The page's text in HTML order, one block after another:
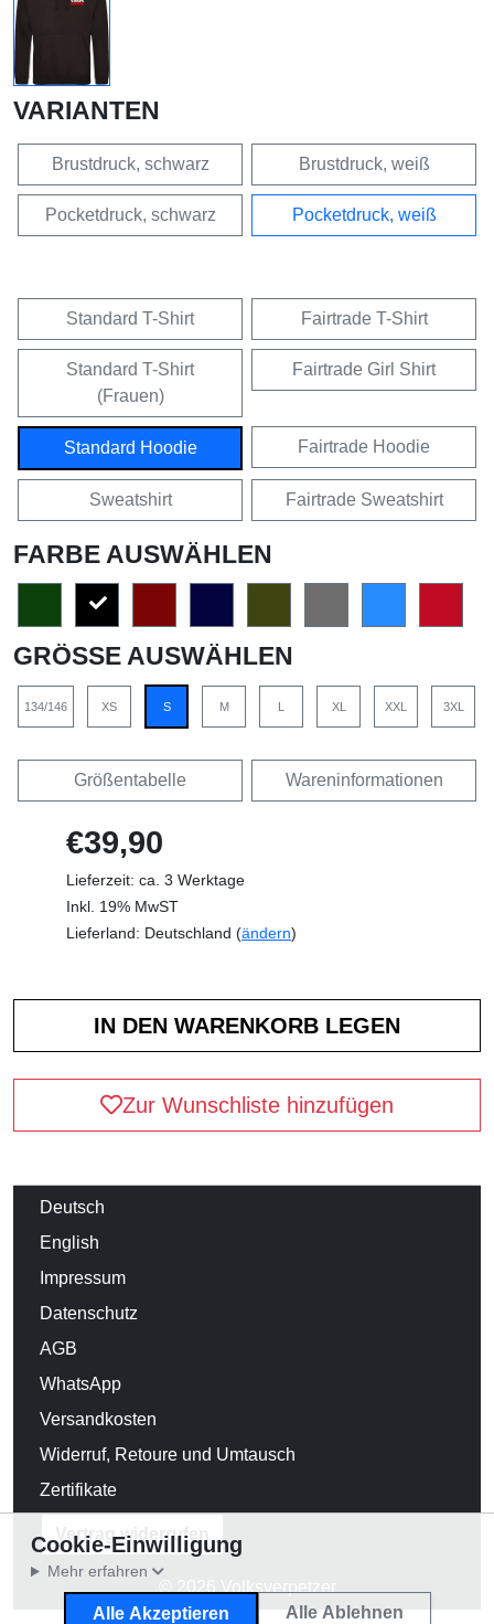
VARIANTEN
Brustdruck, schwarz Brustdruck, weiß
Pocketdruck, schwarz Pocketdruck, weiß
Standard T-Shirt Fairtrade T-Shirt
Standard T-Shirt
(Frauen)
Fairtrade Girl Shirt
Standard Hoodie Fairtrade Hoodie
Sweatshirt Fairtrade Sweatshirt
FARBE AUSWÄHLEN
GRÖSSE AUSWÄHLEN
134/146 XS S M L XL XXL 3XL
Größentabelle Wareninformationen
€39,90
Lieferzeit: ca. 3 Werktage
Inkl. 19% MwST
Lieferland: Deutschland (ändern)
Zur Wunschliste hinzufügen
Deutsch
English
Impressum
Datenschutz
AGB
WhatsApp
Versandkosten
Widerruf, Retoure und Umtausch
Zertifikate
Vertrag widerrufen
© 2026 Volksverpetzer
Cookie-Einwilligung
Mehr erfahren
Alle Akzeptieren Alle Ablehnen